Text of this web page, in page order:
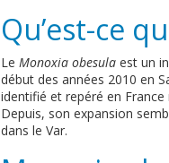
Qu’est-ce
Le Monoxia obesulaest un
début des années 2010 en
identifié et repéré en France
Depuis, son expansion
dans le Var.